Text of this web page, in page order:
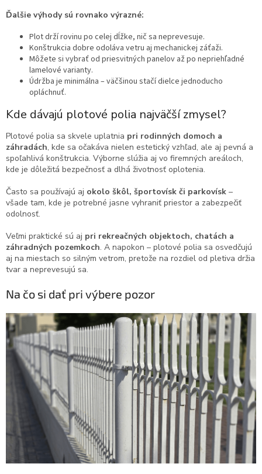
Ďalšie výhody sú rovnako výrazné:
Plot drží rovinu po celej dĺžke, nič sa neprevesuje.
Konštrukcia dobre odoláva vetru aj mechanickej záťaži.
Môžete si vybrať od priesvitných panelov až po nepriehľadné
lamelové varianty.
Údržba je minimálna – väčšinou stačí dielce jednoducho
opláchnuť.
Kde dávajú plotové polia najväčší zmysel?
Plotové polia sa skvele uplatnia pri rodinných domoch a
záhradách, kde sa očakáva nielen estetický vzhľad, ale aj pevná a
spoľahlivá konštrukcia. Výborne slúžia aj vo firemných areáloch,
kde je dôležitá bezpečnosť a dlhá životnosť oplotenia.
Často sa používajú aj okolo škôl, športovísk či parkovísk –
všade tam, kde je potrebné jasne vyhraniť priestor a zabezpečiť
odolnosť.
Veľmi praktické sú aj pri rekreačných objektoch, chatách a
záhradných pozemkoch. A napokon – plotové polia sa osvedčujú
aj na miestach so silným vetrom, pretože na rozdiel od pletiva držia
tvar a neprevesujú sa.
Na čo si dať pri výbere pozor